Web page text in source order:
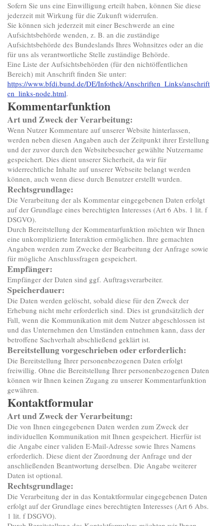
Sofern Sie uns eine Einwilligung erteilt haben, können Sie diese
jederzeit mit Wirkung für die Zukunft widerrufen.
Sie können sich jederzeit mit einer Beschwerde an eine
Aufsichtsbehörde wenden, z. B. an die zuständige
Aufsichtsbehörde des Bundeslands Ihres Wohnsitzes oder an die
für uns als verantwortliche Stelle zuständige Behörde.
Eine Liste der Aufsichtsbehörden (für den nichtöffentlichen
Bereich) mit Anschrift finden Sie unter:
https://www.bfdi.bund.de/DE/Infothek/Anschriften_Links/anschrift
en_links-node.html.
Kommentarfunktion
Art und Zweck der Verarbeitung:
Wenn Nutzer Kommentare auf unserer Website hinterlassen,
werden neben diesen Angaben auch der Zeitpunkt ihrer Erstellung
und der zuvor durch den Websitebesucher gewählte Nutzername
gespeichert. Dies dient unserer Sicherheit, da wir für
widerrechtliche Inhalte auf unserer Webseite belangt werden
können, auch wenn diese durch Benutzer erstellt wurden.
Rechtsgrundlage:
Die Verarbeitung der als Kommentar eingegebenen Daten erfolgt
auf der Grundlage eines berechtigten Interesses (Art 6 Abs. 1 lit. f
DSGVO).
Durch Bereitstellung der Kommentarfunktion möchten wir Ihnen
eine unkomplizierte Interaktion ermöglichen. Ihre gemachten
Angaben werden zum Zwecke der Bearbeitung der Anfrage sowie
für mögliche Anschlussfragen gespeichert.
Empfänger:
Empfänger der Daten sind ggf. Auftragsverarbeiter.
Speicherdauer:
Die Daten werden gelöscht, sobald diese für den Zweck der
Erhebung nicht mehr erforderlich sind. Dies ist grundsätzlich der
Fall, wenn die Kommunikation mit dem Nutzer abgeschlossen ist
und das Unternehmen den Umständen entnehmen kann, dass der
betroffene Sachverhalt abschließend geklärt ist.
Bereitstellung vorgeschrieben oder erforderlich:
Die Bereitstellung Ihrer personenbezogenen Daten erfolgt
freiwillig. Ohne die Bereitstellung Ihrer personenbezogenen Daten
können wir Ihnen keinen Zugang zu unserer Kommentarfunktion
gewähren.
Kontaktformular
Art und Zweck der Verarbeitung:
Die von Ihnen eingegebenen Daten werden zum Zweck der
individuellen Kommunikation mit Ihnen gespeichert. Hierfür ist
die Angabe einer validen E-Mail-Adresse sowie Ihres Namens
erforderlich. Diese dient der Zuordnung der Anfrage und der
anschließenden Beantwortung derselben. Die Angabe weiterer
Daten ist optional.
Rechtsgrundlage:
Die Verarbeitung der in das Kontaktformular eingegebenen Daten
erfolgt auf der Grundlage eines berechtigten Interesses (Art 6 Abs.
1 lit. f DSGVO).